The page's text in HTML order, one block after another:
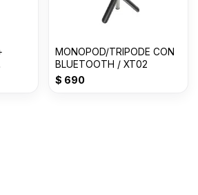
MONOPOD/TRIPODE CON
BLUETOOTH / XT02
$ 690